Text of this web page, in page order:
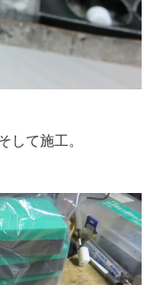
して施工。